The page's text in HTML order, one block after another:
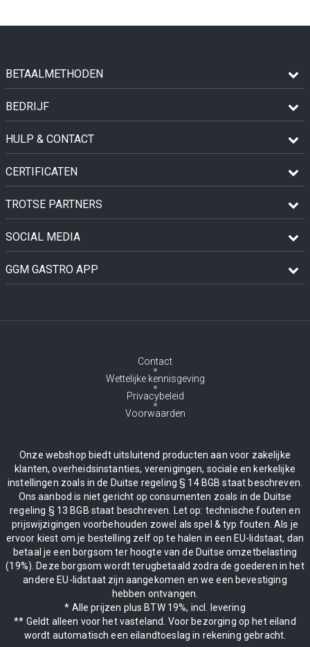
BETAALMETHODEN
BEDRIJF
HULP & CONTACT
CERTIFICATEN
TROTSE PARTNERS
SOCIAL MEDIA
GGM GASTRO APP
Contact
Wettelijke kennisgeving
Privacybeleid
Voorwaarden
Onze webshop biedt uitsluitend producten aan voor zakelijke
klanten, overheidsinstanties, verenigingen, sociale en kerkelijke
instellingen zoals in de Duitse regeling § 14 BGB staat beschreven.
Ons aanbod is niet gericht op consumenten zoals in de Duitse
regeling § 13 BGB staat beschreven. Let op: technische fouten en
prijswijzigingen voorbehouden zowel als spel & typ fouten. Als je
ervoor kiest om je bestelling zelf op te halen in een EU-lidstaat, dan
betaal je een borgsom ter hoogte van de Duitse omzetbelasting
(19%). Deze borgsom wordt terugbetaald zodra de goederen in het
andere EU-lidstaat zijn aangekomen en we een bevestiging
hebben ontvangen.
* Alle prijzen plus BTW 19%, incl. levering
** Geldt alleen voor het vasteland. Voor bezorging op het eiland
wordt automatisch een eilandtoeslag in rekening gebracht.